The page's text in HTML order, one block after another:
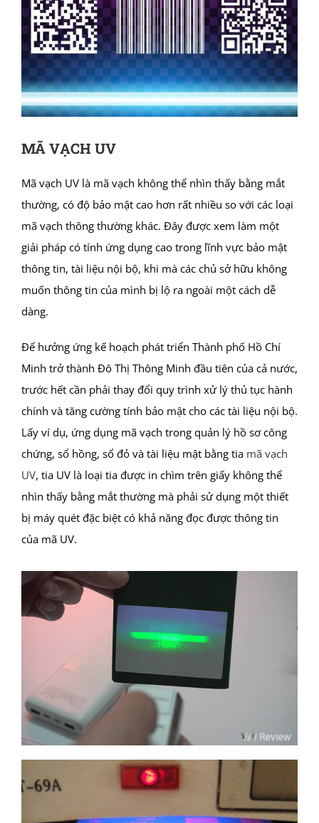
MÃ VẠCH UV
Mã vạch UV là mã vạch không thể nhìn thấy bằng mắt
thường, có độ bảo mật cao hơn rất nhiều so với các loại
mã vạch thông thường khác. Đây được xem làm một
giải pháp có tính ứng dụng cao trong lĩnh vực bảo mật
thông tin, tài liệu nội bộ, khi mà các chủ sở hữu không
muốn thông tin của mình bị lộ ra ngoài một cách dễ
dàng.
Để hưởng ứng kế hoạch phát triển Thành phố Hồ Chí
Minh trở thành Đô Thị Thông Minh đầu tiên của cả nước,
trước hết cần phải thay đổi quy trình xử lý thủ tục hành
chính và tăng cường tính bảo mật cho các tài liệu nội bộ.
Lấy ví dụ, ứng dụng mã vạch trong quản lý hồ sơ công
chứng, sổ hồng, sổ đỏ và tài liệu mật bằng tia mã vạch
UV, tia UV là loại tia được in chìm trên giấy không thể
nhìn thấy bằng mắt thường mà phải sử dụng một thiết
bị máy quét đặc biệt có khả năng đọc được thông tin
của mã UV.